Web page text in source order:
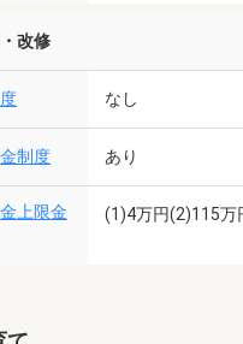
改修
なし
制度 あり
上限金
(1)4万円(2)115万